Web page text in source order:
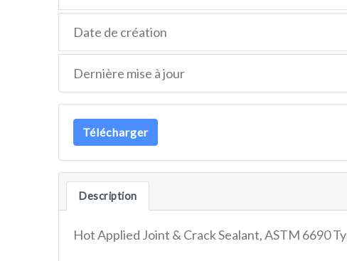
Date de création
Dernière mise à jour
Télécharger
Description
Hot Applied Joint & Crack Sealant, ASTM 6690